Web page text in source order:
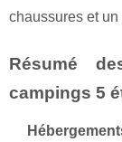
chaussures et
Résumé
campings 5